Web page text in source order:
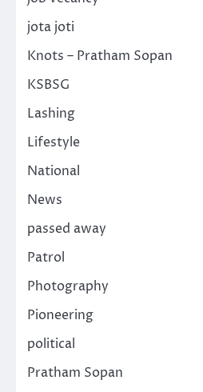
jota joti
Knots – Pratham Sopan
KSBSG
Lashing
Lifestyle
National
News
passed away
Patrol
Photography
Pioneering
political
Pratham Sopan